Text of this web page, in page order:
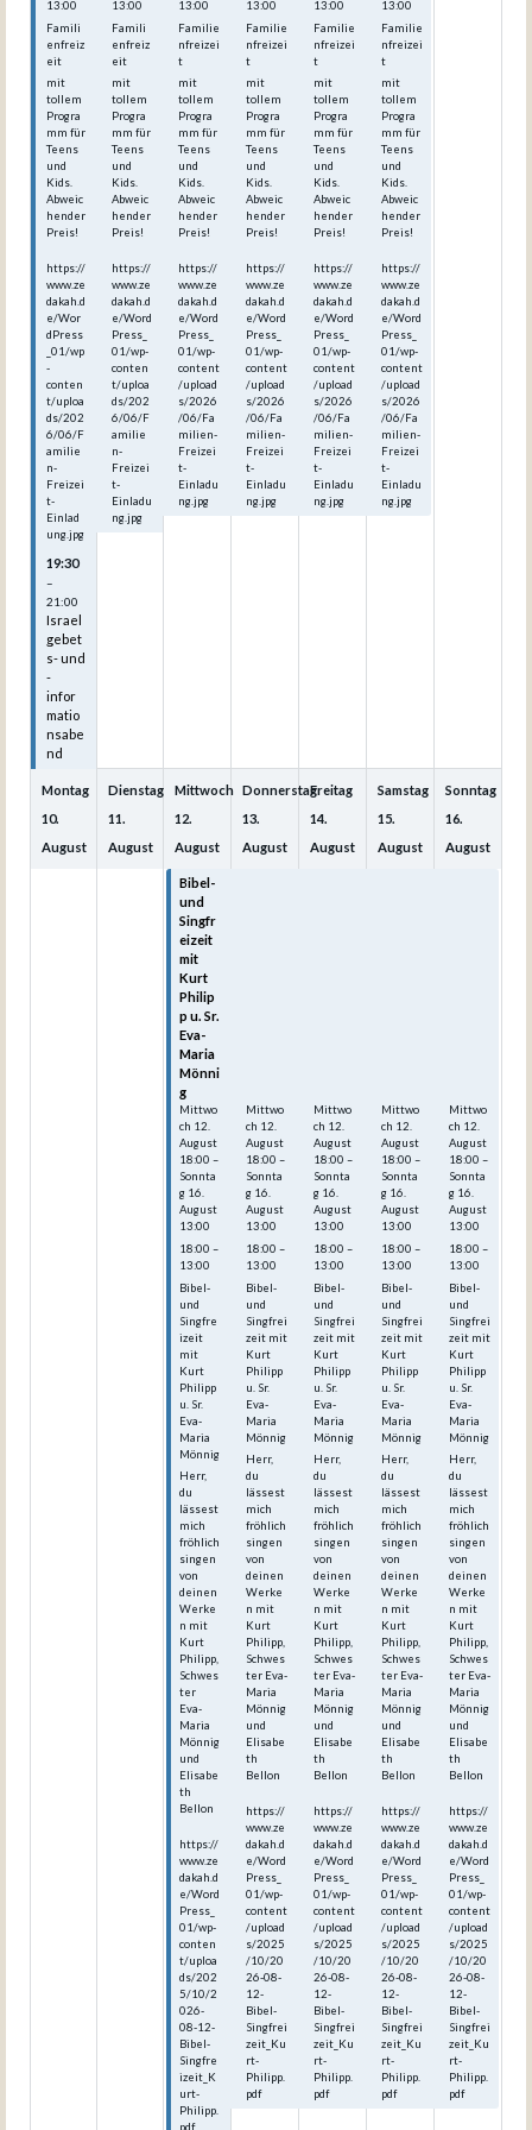
13:00
Famili
enfreiz
eit
mit
tollem
Progra
mm für
Teens
und
Kids.
Abweic
hender
Preis!
https://
www.ze
dakah.d
e/Wor
dPress
_01/wp
-
conten
t/uploa
ds/202
6/06/F
amilie
n-
Freizei
t-
Einlad
ung.jpg
19:30
–
21:00
Israel
gebet
s- und
-
infor
matio
nsabe
nd
13:00
Famili
enfreiz
eit
mit
tollem
Progra
mm für
Teens
und
Kids.
Abweic
hender
Preis!
https://
www.ze
dakah.d
e/Word
Press_
01/wp-
conten
t/uploa
ds/202
6/06/F
amilie
n-
Freizei
t-
Einladu
ng.jpg
13:00
Familie
nfreizei
t
mit
tollem
Progra
mm für
Teens
und
Kids.
Abweic
hender
Preis!
https://
www.ze
dakah.d
e/Word
Press_
01/wp-
content
/upload
s/2026
/06/Fa
milien-
Freizei
t-
Einladu
ng.jpg
13:00
Familie
nfreizei
t
mit
tollem
Progra
mm für
Teens
und
Kids.
Abweic
hender
Preis!
https://
www.ze
dakah.d
e/Word
Press_
01/wp-
content
/upload
s/2026
/06/Fa
milien-
Freizei
t-
Einladu
ng.jpg
13:00
Familie
nfreizei
t
mit
tollem
Progra
mm für
Teens
und
Kids.
Abweic
hender
Preis!
https://
www.ze
dakah.d
e/Word
Press_
01/wp-
content
/upload
s/2026
/06/Fa
milien-
Freizei
t-
Einladu
ng.jpg
13:00
Familie
nfreizei
t
mit
tollem
Progra
mm für
Teens
und
Kids.
Abweic
hender
Preis!
https://
www.ze
dakah.d
e/Word
Press_
01/wp-
content
/upload
s/2026
/06/Fa
milien-
Freizei
t-
Einladu
ng.jpg
Montag
10.
August
Dienstag
11.
August
Mittwoch
12.
August
Bibel-
und
Singfr
eizeit
mit
Kurt
Philip
p u. Sr.
Eva-
Maria
Mönni
g
Mittwo
ch 12.
August
18:00 –
Sonnta
g 16.
August
13:00
18:00 –
13:00
Bibel-
und
Singfre
izeit
mit
Kurt
Philipp
u. Sr.
Eva-
Maria
Mönnig
Herr,
du
lässest
mich
fröhlich
singen
von
deinen
Werke
n mit
Kurt
Philipp,
Schwes
ter
Eva-
Maria
Mönnig
und
Elisabe
th
Bellon
https://
www.ze
dakah.d
e/Word
Press_
01/wp-
conten
t/uploa
ds/202
5/10/2
026-
08-12-
Bibel-
Singfre
izeit_K
urt-
Philipp.
pdf
Donnerstag
13.
August
Mittwo
ch 12.
August
18:00 –
Sonnta
g 16.
August
13:00
18:00 –
13:00
Bibel-
und
Singfrei
zeit mit
Kurt
Philipp
u. Sr.
Eva-
Maria
Mönnig
Herr,
du
lässest
mich
fröhlich
singen
von
deinen
Werke
n mit
Kurt
Philipp,
Schwes
ter Eva-
Maria
Mönnig
und
Elisabe
th
Bellon
https://
www.ze
dakah.d
e/Word
Press_
01/wp-
content
/upload
s/2025
/10/20
26-08-
12-
Bibel-
Singfrei
zeit_Ku
rt-
Philipp.
pdf
Freitag
14.
August
Mittwo
ch 12.
August
18:00 –
Sonnta
g 16.
August
13:00
18:00 –
13:00
Bibel-
und
Singfrei
zeit mit
Kurt
Philipp
u. Sr.
Eva-
Maria
Mönnig
Herr,
du
lässest
mich
fröhlich
singen
von
deinen
Werke
n mit
Kurt
Philipp,
Schwes
ter Eva-
Maria
Mönnig
und
Elisabe
th
Bellon
https://
www.ze
dakah.d
e/Word
Press_
01/wp-
content
/upload
s/2025
/10/20
26-08-
12-
Bibel-
Singfrei
zeit_Ku
rt-
Philipp.
pdf
Samstag
15.
August
Mittwo
ch 12.
August
18:00 –
Sonnta
g 16.
August
13:00
18:00 –
13:00
Bibel-
und
Singfrei
zeit mit
Kurt
Philipp
u. Sr.
Eva-
Maria
Mönnig
Herr,
du
lässest
mich
fröhlich
singen
von
deinen
Werke
n mit
Kurt
Philipp,
Schwes
ter Eva-
Maria
Mönnig
und
Elisabe
th
Bellon
https://
www.ze
dakah.d
e/Word
Press_
01/wp-
content
/upload
s/2025
/10/20
26-08-
12-
Bibel-
Singfrei
zeit_Ku
rt-
Philipp.
pdf
Sonntag
16.
August
Mittwo
ch 12.
August
18:00 –
Sonnta
g 16.
August
13:00
18:00 –
13:00
Bibel-
und
Singfrei
zeit mit
Kurt
Philipp
u. Sr.
Eva-
Maria
Mönnig
Herr,
du
lässest
mich
fröhlich
singen
von
deinen
Werke
n mit
Kurt
Philipp,
Schwes
ter Eva-
Maria
Mönnig
und
Elisabe
th
Bellon
https://
www.ze
dakah.d
e/Word
Press_
01/wp-
content
/upload
s/2025
/10/20
26-08-
12-
Bibel-
Singfrei
zeit_Ku
rt-
Philipp.
pdf